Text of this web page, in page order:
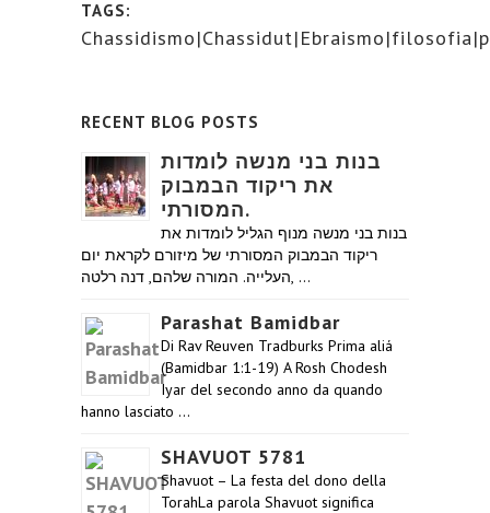
TAGS:
RECENT BLOG POSTS
בנות בני מנשה לומדות
את ריקוד הבמבוק
המסורתי.
בנות בני מנשה מנוף הגליל לומדות את
ריקוד הבמבוק המסורתי של מיזורם לקראת יום
העלייה. המורה שלהם, דנה רלטה, …
Parashat Bamidbar
Di Rav Reuven Tradburks Prima aliá
(Bamidbar 1:1-19) A Rosh Chodesh
Iyar del secondo anno da quando
hanno lasciato …
SHAVUOT 5781
Shavuot – La festa del dono della
TorahLa parola Shavuot significa